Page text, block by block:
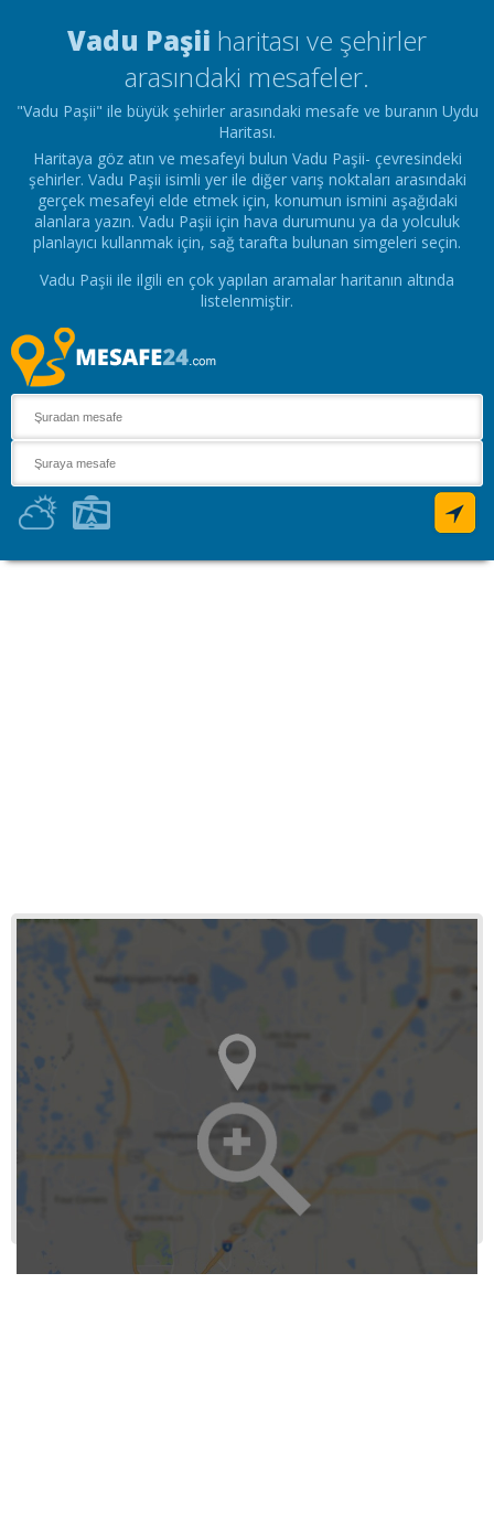
Vadu Paşii haritası ve şehirler
arasındaki mesafeler.
"Vadu Paşii" ile büyük şehirler arasındaki mesafe ve buranın Uydu
Haritası.
Haritaya göz atın ve mesafeyi bulun Vadu Paşii- çevresindeki
şehirler. Vadu Paşii isimli yer ile diğer varış noktaları arasındaki
gerçek mesafeyi elde etmek için, konumun ismini aşağıdaki
alanlara yazın. Vadu Paşii için hava durumunu ya da yolculuk
planlayıcı kullanmak için, sağ tarafta bulunan simgeleri seçin.
Vadu Paşii ile ilgili en çok yapılan aramalar haritanın altında
listelenmiştir.